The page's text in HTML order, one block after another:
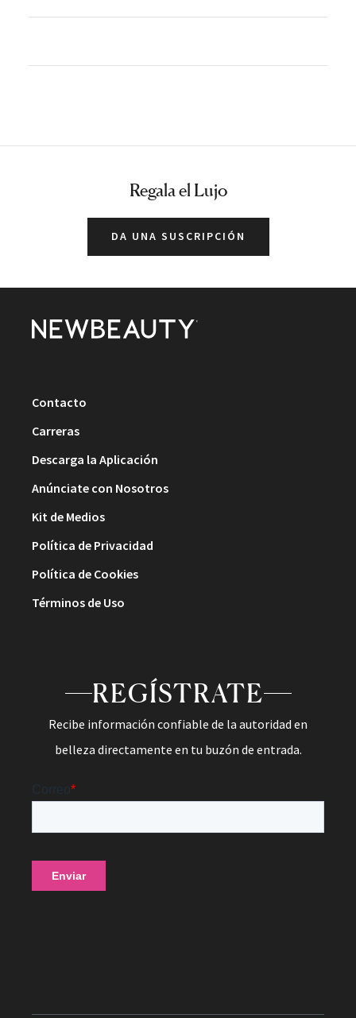
Regala el Lujo
DA UNA SUSCRIPCIÓN
Contacto
Carreras
Descarga la Aplicación
Anúnciate con Nosotros
Kit de Medios
Política de Privacidad
Política de Cookies
Términos de Uso
REGÍSTRATE
Recibe información confiable de la autoridad en
belleza directamente en tu buzón de entrada.